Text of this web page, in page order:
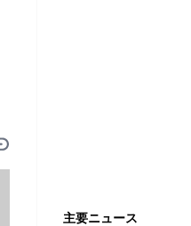
主要ニュース